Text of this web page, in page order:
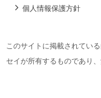
個人情報保護方針
このサイトに掲載されてい
セイが所有するものであり